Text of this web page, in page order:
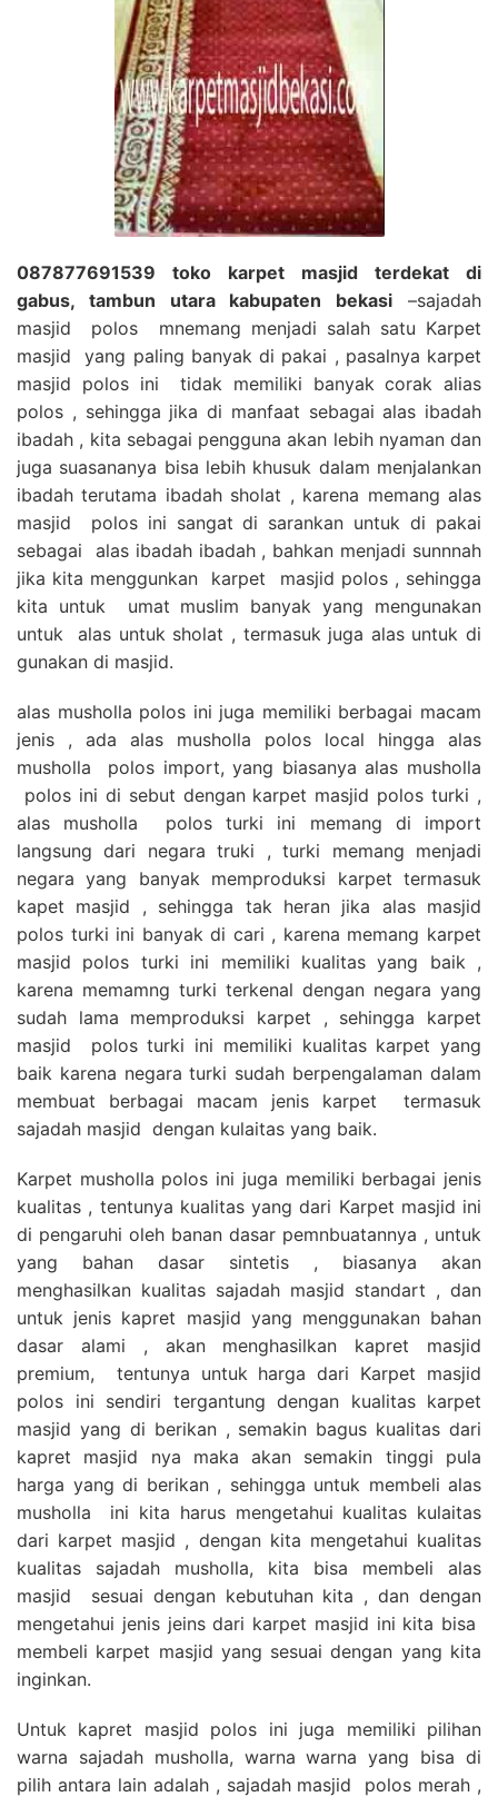
087877691539 toko karpet masjid terdekat di
gabus, tambun utara kabupaten bekasi –sajadah
masjid polos mnemang menjadi salah satu Karpet
masjid yang paling banyak di pakai , pasalnya karpet
masjid polos ini tidak memiliki banyak corak alias
polos , sehingga jika di manfaat sebagai alas ibadah
ibadah , kita sebagai pengguna akan lebih nyaman dan
juga suasananya bisa lebih khusuk dalam menjalankan
ibadah terutama ibadah sholat , karena memang alas
masjid polos ini sangat di sarankan untuk di pakai
sebagai alas ibadah ibadah , bahkan menjadi sunnnah
jika kita menggunkan karpet masjid polos , sehingga
kita untuk umat muslim banyak yang mengunakan
untuk alas untuk sholat , termasuk juga alas untuk di
gunakan di masjid.
alas musholla polos ini juga memiliki berbagai macam
jenis , ada alas musholla polos local hingga alas
musholla polos import, yang biasanya alas musholla
polos ini di sebut dengan karpet masjid polos turki ,
alas musholla polos turki ini memang di import
langsung dari negara truki , turki memang menjadi
negara yang banyak memproduksi karpet termasuk
kapet masjid , sehingga tak heran jika alas masjid
polos turki ini banyak di cari , karena memang karpet
masjid polos turki ini memiliki kualitas yang baik ,
karena memamng turki terkenal dengan negara yang
sudah lama memproduksi karpet , sehingga karpet
masjid polos turki ini memiliki kualitas karpet yang
baik karena negara turki sudah berpengalaman dalam
membuat berbagai macam jenis karpet termasuk
sajadah masjid dengan kulaitas yang baik.
Karpet musholla polos ini juga memiliki berbagai jenis
kualitas , tentunya kualitas yang dari Karpet masjid ini
di pengaruhi oleh banan dasar pemnbuatannya , untuk
yang bahan dasar sintetis , biasanya akan
menghasilkan kualitas sajadah masjid standart , dan
untuk jenis kapret masjid yang menggunakan bahan
dasar alami , akan menghasilkan kapret masjid
premium, tentunya untuk harga dari Karpet masjid
polos ini sendiri tergantung dengan kualitas karpet
masjid yang di berikan , semakin bagus kualitas dari
kapret masjid nya maka akan semakin tinggi pula
harga yang di berikan , sehingga untuk membeli alas
musholla ini kita harus mengetahui kualitas kulaitas
dari karpet masjid , dengan kita mengetahui kualitas
kualitas sajadah musholla, kita bisa membeli alas
masjid sesuai dengan kebutuhan kita , dan dengan
mengetahui jenis jeins dari karpet masjid ini kita bisa
membeli karpet masjid yang sesuai dengan yang kita
inginkan.
Untuk kapret masjid polos ini juga memiliki pilihan
warna sajadah musholla, warna warna yang bisa di
pilih antara lain adalah , sajadah masjid polos merah ,